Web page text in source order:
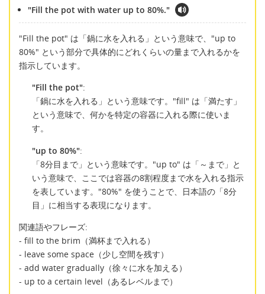
"Fill the pot with water up to 80%."
"Fill the pot" は「鍋に水を入れる」という意味で、"up to
80%" という部分で具体的にどれくらいの量まで入れるかを
指示しています。
"Fill the pot":
「鍋に水を入れる」という意味です。"fill" は「満たす」
という意味で、何かを特定の容器に入れる際に使いま
す。
"up to 80%":
「8分目まで」という意味です。"up to" は「～まで」と
いう意味で、ここでは容器の8割程度まで水を入れる指示
を表しています。"80%" を使うことで、日本語の「8分
目」に相当する表現になります。
関連語やフレーズ:
- fill to the brim（満杯まで入れる）
- leave some space（少し空間を残す）
- add water gradually（徐々に水を加える）
- up to a certain level（あるレベルまで）